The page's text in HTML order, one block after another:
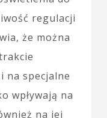
regulacji
że można
na specjalne
wpływają na
na jej